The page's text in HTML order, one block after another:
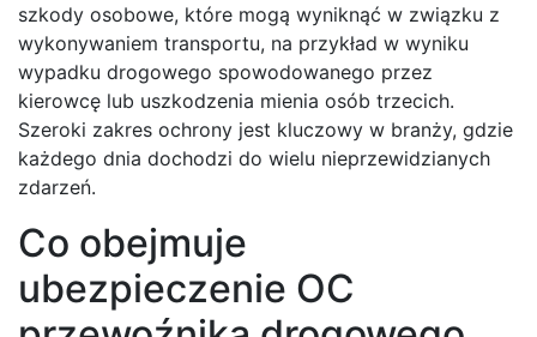
szkody osobowe, które mogą wyniknąć w związku z
wykonywaniem transportu, na przykład w wyniku
wypadku drogowego spowodowanego przez
kierowcę lub uszkodzenia mienia osób trzecich.
Szeroki zakres ochrony jest kluczowy w branży, gdzie
każdego dnia dochodzi do wielu nieprzewidzianych
zdarzeń.
Co obejmuje
ubezpieczenie OC